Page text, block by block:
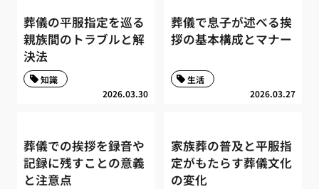
葬儀の平服指定を巡る
親族間のトラブルと解
決法
2026.03.30
知識
葬儀で息子が述べる挨
拶の基本構成とマナー
2026.03.27
生活
葬儀での挨拶を録音や
記録に残すことの意義
と注意点
家族葬の普及と平服指
定がもたらす葬儀文化
の変化